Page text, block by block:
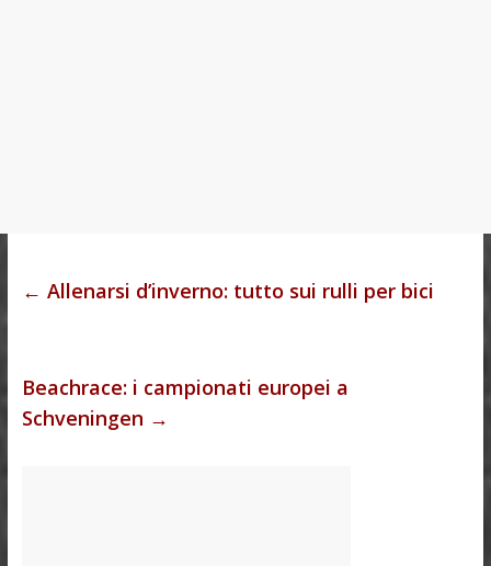
← Allenarsi d’inverno: tutto sui rulli per bici
Beachrace: i campionati europei a
Schveningen →